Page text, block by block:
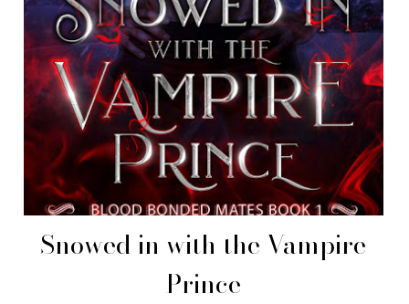
Snowed in with the Vampire
Prince